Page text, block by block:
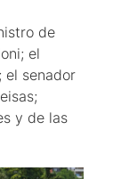
de
el
el senador
y de las